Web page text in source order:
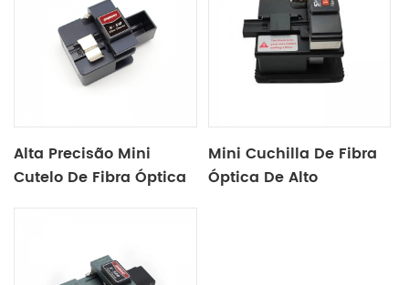
Alta Precisão Mini
Cutelo De Fibra Óptica
Mini Cuchilla De Fibra
Óptica De Alto